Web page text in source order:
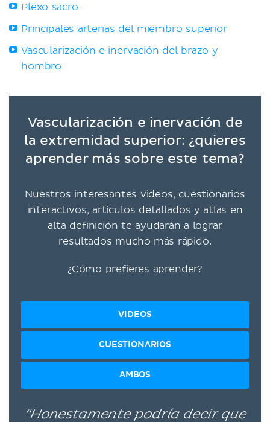
Plexo sacro
Principales arterias del miembro superior
Vascularización e inervación del brazo y
hombro
Vascularización e inervación de
la extremidad superior: ¿quieres
aprender más sobre este tema?
Nuestros interesantes videos, cuestionarios
interactivos, artículos detallados y atlas en
alta definición te ayudarán a lograr
resultados mucho más rápido.
¿Cómo prefieres aprender?
VIDEOS
CUESTIONARIOS
AMBOS
“Honestamente podría decir que